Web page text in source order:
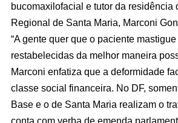
bucomaxilofacial e tutor da residência
Regional de Santa Maria, Marconi
“A gente quer que o paciente
restabelecidas da melhor maneira
Marconi enfatiza que a deformidade
classe social financeira. No DF,
Base e o de Santa Maria realizam o
conta com verba de emenda